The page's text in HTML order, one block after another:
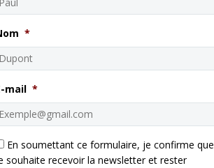
*
mail *
* En soumettant ce formulaire, je confirme que
souhaite recevoir la newsletter et rester